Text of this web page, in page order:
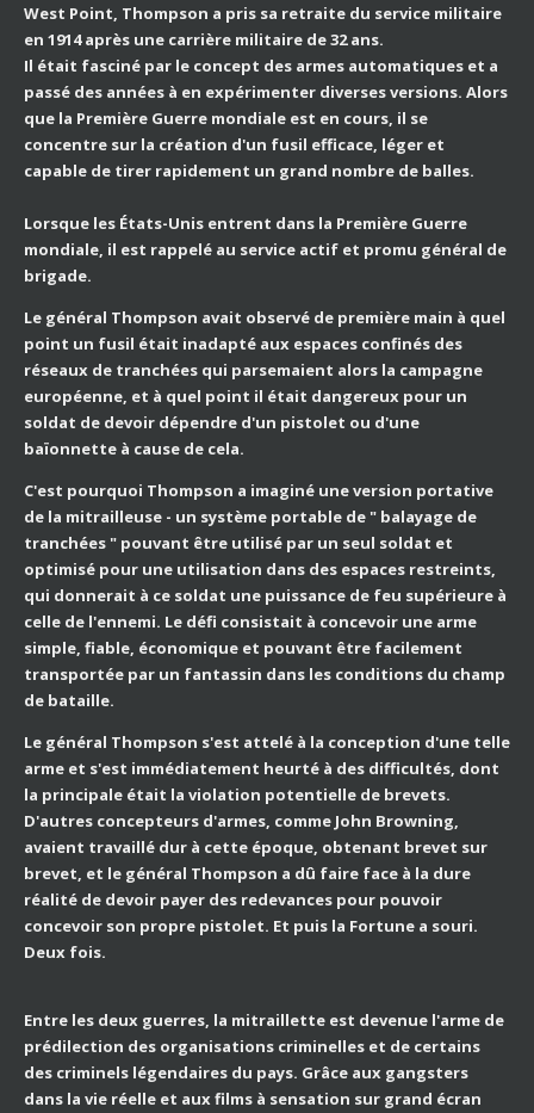
West Point, Thompson a pris sa retraite du service militaire
en 1914 après une carrière militaire de 32 ans.
Il était fasciné par le concept des armes automatiques et a
passé des années à en expérimenter diverses versions. Alors
que la Première Guerre mondiale est en cours, il se
concentre sur la création d'un fusil efficace, léger et
capable de tirer rapidement un grand nombre de balles.
Lorsque les États-Unis entrent dans la Première Guerre
mondiale, il est rappelé au service actif et promu général de
brigade.
Le général Thompson avait observé de première main à quel
point un fusil était inadapté aux espaces confinés des
réseaux de tranchées qui parsemaient alors la campagne
européenne, et à quel point il était dangereux pour un
soldat de devoir dépendre d'un pistolet ou d'une
baïonnette à cause de cela.
C'est pourquoi Thompson a imaginé une version portative
de la mitrailleuse - un système portable de " balayage de
tranchées " pouvant être utilisé par un seul soldat et
optimisé pour une utilisation dans des espaces restreints,
qui donnerait à ce soldat une puissance de feu supérieure à
celle de l'ennemi. Le défi consistait à concevoir une arme
simple, fiable, économique et pouvant être facilement
transportée par un fantassin dans les conditions du champ
de bataille.
Le général Thompson s'est attelé à la conception d'une telle
arme et s'est immédiatement heurté à des difficultés, dont
la principale était la violation potentielle de brevets.
D'autres concepteurs d'armes, comme John Browning,
avaient travaillé dur à cette époque, obtenant brevet sur
brevet, et le général Thompson a dû faire face à la dure
réalité de devoir payer des redevances pour pouvoir
concevoir son propre pistolet. Et puis la Fortune a souri.
Deux fois.
Entre les deux guerres, la mitraillette est devenue l'arme de
prédilection des organisations criminelles et de certains
des criminels légendaires du pays. Grâce aux gangsters
dans la vie réelle et aux films à sensation sur grand écran